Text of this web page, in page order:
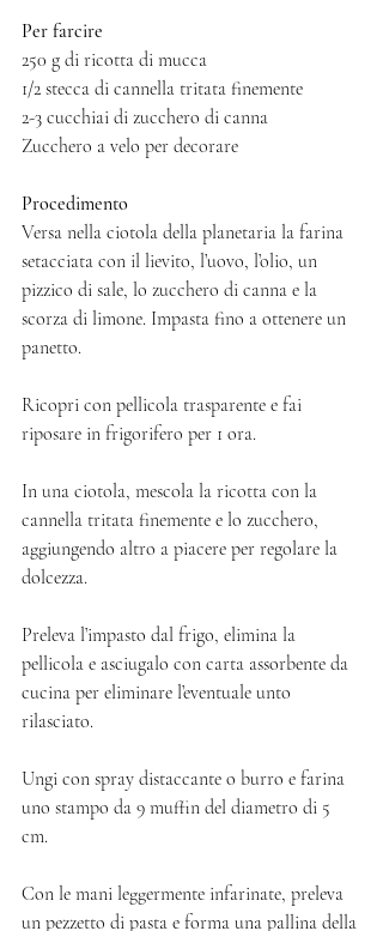
Per farcire
250 g di ricotta di mucca
1/2 stecca di cannella tritata finemente
2-3 cucchiai di zucchero di canna
Zucchero a velo per decorare
Procedimento
Versa nella ciotola della planetaria la farina
setacciata con il lievito, l’uovo, l’olio, un
pizzico di sale, lo zucchero di canna e la
scorza di limone. Impasta fino a ottenere un
panetto.
Ricopri con pellicola trasparente e fai
riposare in frigorifero per 1 ora.
In una ciotola, mescola la ricotta con la
cannella tritata finemente e lo zucchero,
aggiungendo altro a piacere per regolare la
dolcezza.
Preleva l’impasto dal frigo, elimina la
pellicola e asciugalo con carta assorbente da
cucina per eliminare l’eventuale unto
rilasciato.
Ungi con spray distaccante o burro e farina
uno stampo da 9 muffin del diametro di 5
cm.
Con le mani leggermente infarinate, preleva
un pezzetto di pasta e forma una pallina della